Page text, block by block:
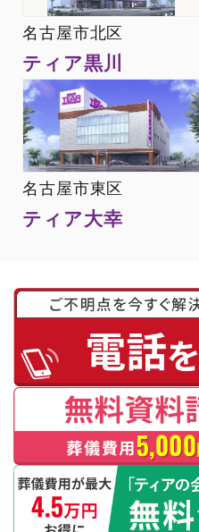
名古屋市北区
ティア黒川
名古屋市東区
ティア大幸